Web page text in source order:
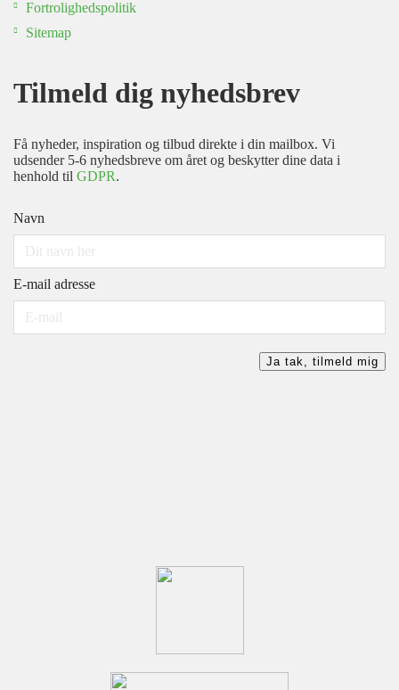
Fortrolighedspolitik
Sitemap
Tilmeld dig nyhedsbrev
Få nyheder, inspiration og tilbud direkte i din mailbox. Vi
udsender 5-6 nyhedsbreve om året og beskytter dine data i
henhold til GDPR.
Navn
E-mail adresse
Ja tak, tilmeld mig